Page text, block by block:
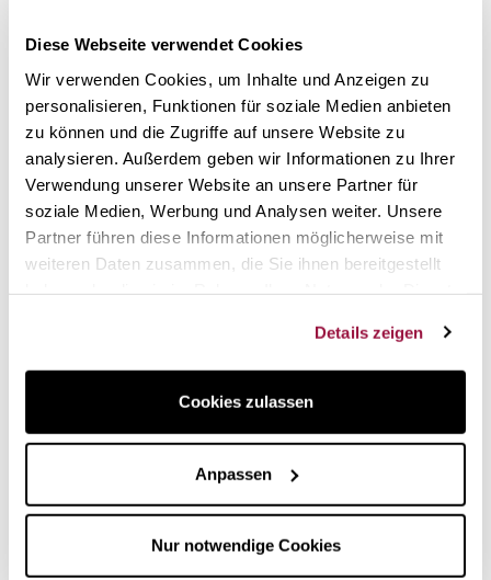
Diese Webseite verwendet Cookies
Wir verwenden Cookies, um Inhalte und Anzeigen zu
personalisieren, Funktionen für soziale Medien anbieten
zu können und die Zugriffe auf unsere Website zu
analysieren. Außerdem geben wir Informationen zu Ihrer
Verwendung unserer Website an unsere Partner für
soziale Medien, Werbung und Analysen weiter. Unsere
Partner führen diese Informationen möglicherweise mit
weiteren Daten zusammen, die Sie ihnen bereitgestellt
Details zeigen
Cookies zulassen
Anpassen
Nur notwendige Cookies
bei einhändiger
anzunehmen, oder auf einen der festen Griffe von Kellen,
Töpfen und Pfannen. Sie sind durch einen
Sicherheitsmechanismus gesichert. Durch Drücken der
Taste wird er losgelassen.
Benutzung. Klicken Sie auf den Deckel, um ihn anzunehmen,
oder auf einen der festen Griffe von Kellen, Töpfen und